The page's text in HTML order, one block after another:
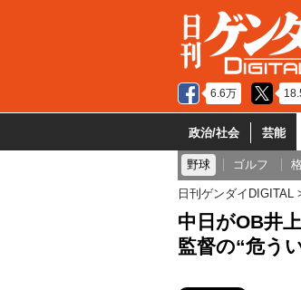
6.6万
政治/社会 芸能
野球 ゴルフ
日刊ゲンダイDIGITAL
中日がOB井
監督の“危う